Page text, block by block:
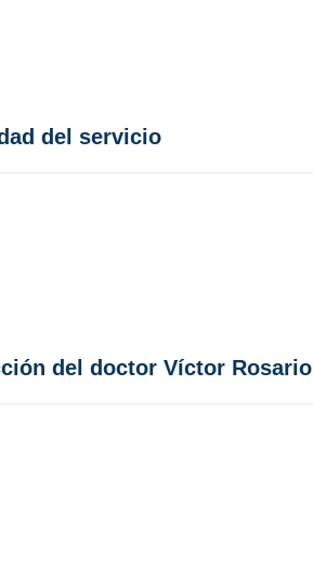
del servicio
del doctor Víctor Rosario